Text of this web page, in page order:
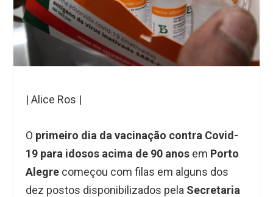
| Alice Ros |
O primeiro dia da vacinação contra Covid-
19 para idosos acima de 90 anos em Porto
Alegre começou com filas em alguns dos
dez postos disponibilizados pela Secretaria